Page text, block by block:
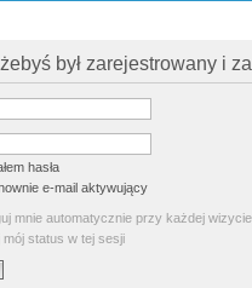
był zarejestrowany i
hasła
e-mail aktywujący
mnie automatycznie przy każdej wizycie
mój status w tej sesji